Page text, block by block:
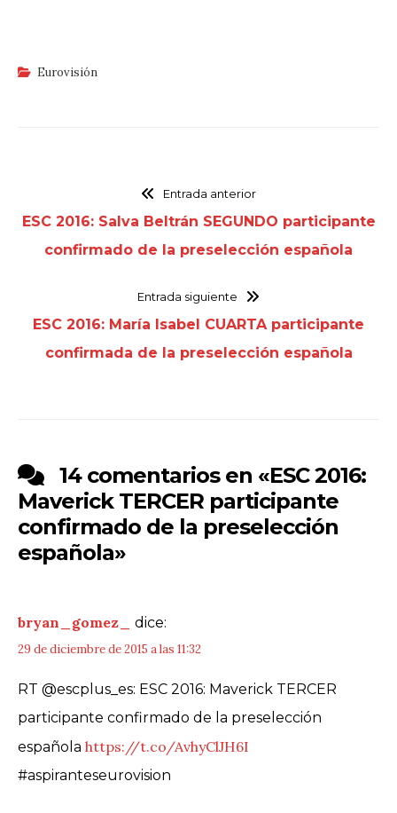
Eurovisión
Entrada anterior
ESC 2016: Salva Beltrán SEGUNDO participante
confirmado de la preselección española
Entrada siguiente
ESC 2016: María Isabel CUARTA participante
confirmada de la preselección española
14 comentarios en «ESC 2016:
Maverick TERCER participante
confirmado de la preselección
española»
bryan_gomez_ dice:
29 de diciembre de 2015 a las 11:32
RT @escplus_es: ESC 2016: Maverick TERCER
participante confirmado de la preselección
española https://t.co/AvhyClJH6I
#aspiranteseurovision